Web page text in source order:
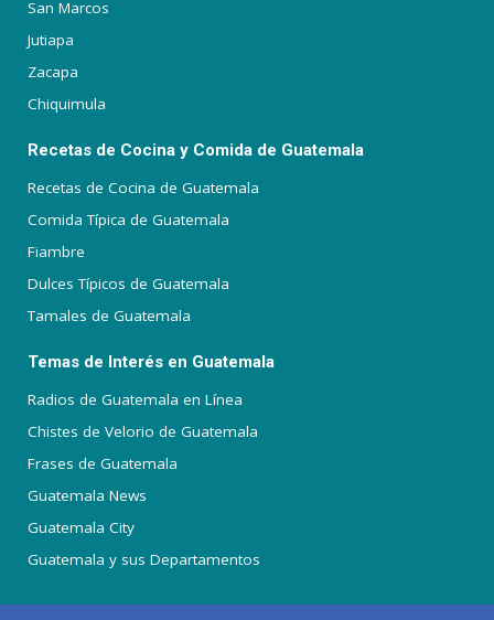
San Marcos
Jutiapa
Zacapa
Chiquimula
Recetas de Cocina y Comida de Guatemala
Recetas de Cocina de Guatemala
Comida Típica de Guatemala
Fiambre
Dulces Típicos de Guatemala
Tamales de Guatemala
Temas de Interés en Guatemala
Radios de Guatemala en Línea
Chistes de Velorio de Guatemala
Frases de Guatemala
Guatemala News
Guatemala City
Guatemala y sus Departamentos